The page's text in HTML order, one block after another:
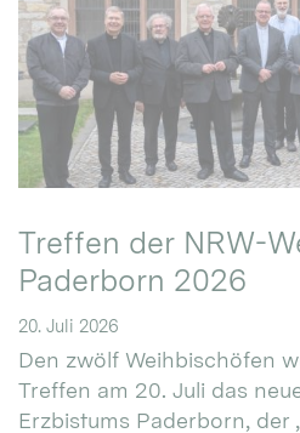
Treffen der NRW-
Paderborn 2026
20. Juli 2026
Den zwölf Weihbischöfen
Treffen am 20. Juli das
Erzbistums Paderborn, der